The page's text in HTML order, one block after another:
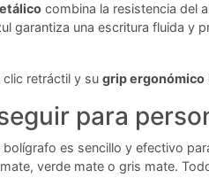
combina la resistencia del
garantiza una escritura fluida y
clic retráctil y su grip ergonómico
para
bolígrafo es sencillo y efectivo
verde mate o gris mate.